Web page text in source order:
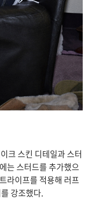
크 스킨 디테일과 스터
는 스터드를 추가했으
라이프를 적용해 러프
강조했다.